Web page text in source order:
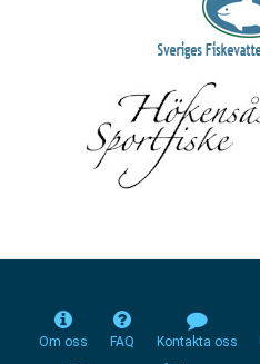
Om oss FAQ Kontakta oss